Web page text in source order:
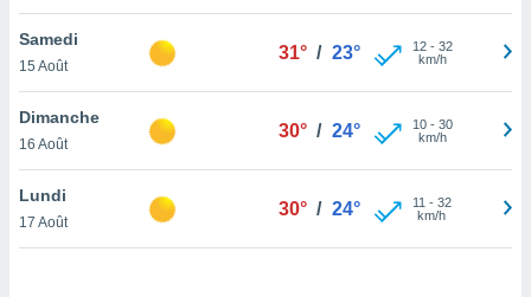
votre
à
en
le
Samedi
15 Août
31° / 23° 12- 32
km/h
Dimanche
16 Août
30° / 24° 10- 30
km/h
Lundi
17 Août
30° / 24° 11 - 32
km/h